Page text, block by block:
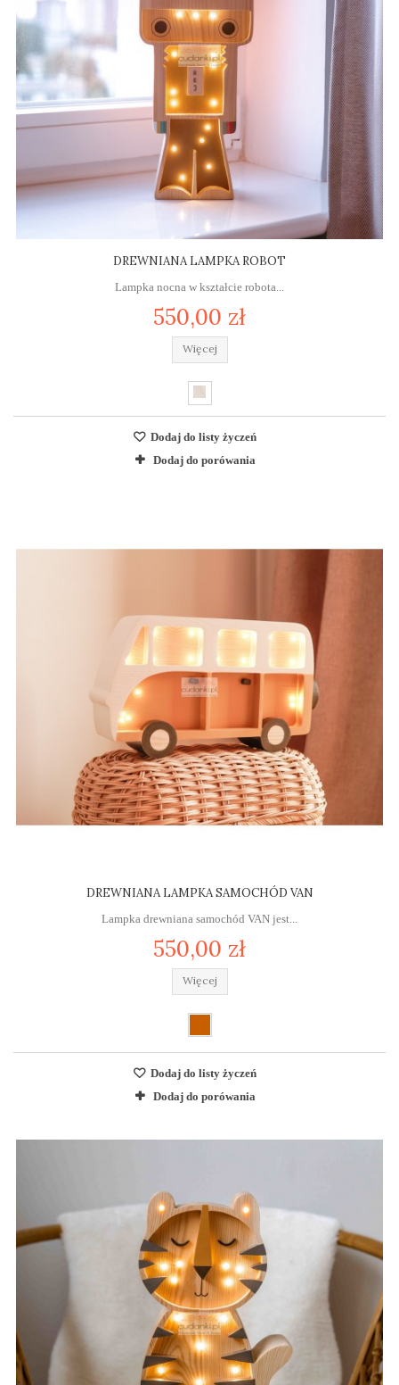
DREWNIANA LAMPKA ROBOT
Lampka nocna w kształcie robota...
550,00 zł
Więcej
Dodaj do listy życzeń
Dodaj do porówania
DREWNIANA LAMPKA SAMOCHÓD VAN
Lampka drewniana samochód VAN jest...
550,00 zł
Więcej
Dodaj do listy życzeń
Dodaj do porówania